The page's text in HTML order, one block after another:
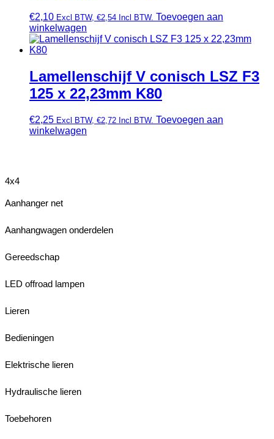
€2,10 Excl BTW, €2,54 Incl BTW. Toevoegen aan
winkelwagen
Lamellenschijf V conisch LSZ F3
125 x 22,23mm K80
€2,25 Excl BTW, €2,72 Incl BTW. Toevoegen aan
winkelwagen
4x4
Aanhanger net
Aanhangwagen onderdelen
Gereedschap
LED offroad lampen
Lieren
Bedieningen
Elektrische lieren
Hydraulische lieren
Toebehoren